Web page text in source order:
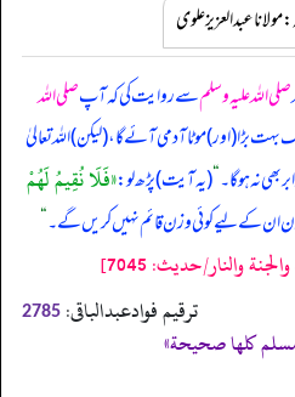
عبدالعزیز علوی
صلی اللہ علیہ وسلمسے روایت کی کہ آپصلی اللہ
بڑا (اور) موٹا آدمی آئے گا، (لیکن) اللہ تعالیٰ
نہ ہو گا۔“(یہ آیت) پڑھ لو:«فَلَا نُقِيمُ لَهُمْ
کے لیے کوئی وزن قائم نہیں کریں گے۔“
والنار/حدیث: 7045]
ترقیم فوادعبدالباقی: 2785
كلها صحيحة»